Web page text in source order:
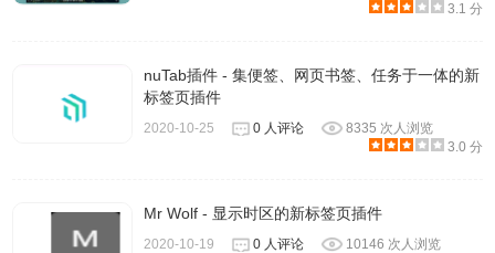
3.1 分
nuTab插件 - 集便签、网页书签、任务于一体的新
标签页插件
2020-10-25 0 人评论
8335 次人浏览
3.0 分
Mr Wolf - 显示时区的新标签页插件
2020-10-19 0 人评论
10146 次人浏览